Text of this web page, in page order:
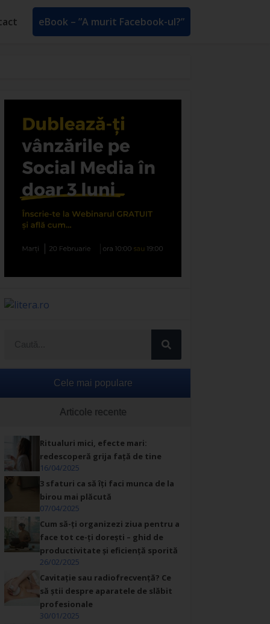
eBook – ”A murit Facebook-ul?”
Cele mai populare
Articole recente
Ritualuri mici, efecte mari:
redescoperă grija față de tine
16/04/2025
3 sfaturi ca să îți faci munca de la
birou mai plăcută
07/04/2025
Cum să-ți organizezi ziua pentru a
face tot ce-ți dorești – ghid de
productivitate și eficiență sporită
26/02/2025
Cavitație sau radiofrecvență? Ce
să știi despre aparatele de slăbit
profesionale
30/01/2025